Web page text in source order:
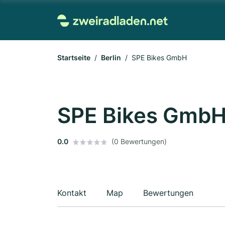
Startseite Berlin SPE Bikes GmbH
SPE Bikes GmbH
0.0 (0 Bewertungen)
Kontakt Map Bewertungen